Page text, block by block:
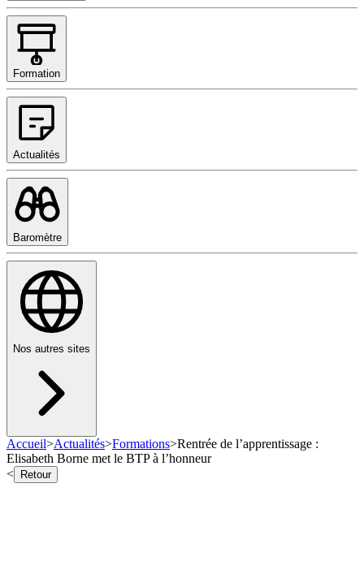
Formation
Actualités
Baromètre
Nos autres sites
Accueil>Actualités>Formations>Rentrée de l’apprentissage :
Elisabeth Borne met le BTP à l’honneur
<
Retour